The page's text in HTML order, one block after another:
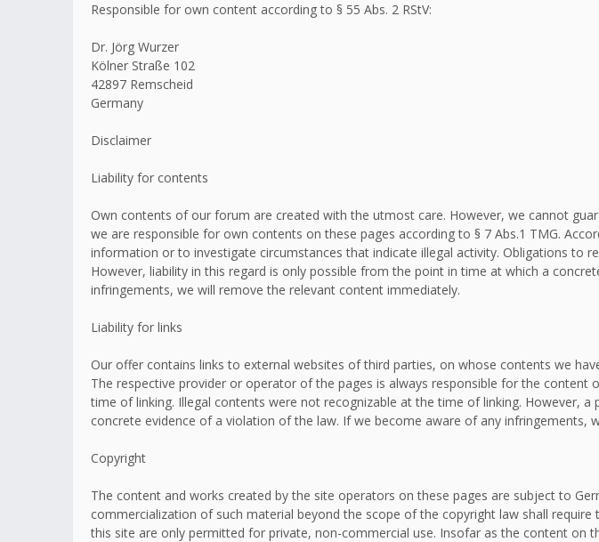
Responsible for own content according to § 55 Abs. 2 RStV:
Dr. Jörg Wurzer
Kölner Straße 102
42897 Remscheid
Germany
Disclaimer
Liability for contents
Own contents of our forum are created with the utmost care. However, we cannot
we are responsible for own contents on these pages according to § 7 Abs.1 TMG.
information or to investigate circumstances that indicate illegal activity. Obligations to
However, liability in this regard is only possible from the point in time at which a
infringements, we will remove the relevant content immediately.
Liability for links
Our offer contains links to external websites of third parties, on whose contents we
The respective provider or operator of the pages is always responsible for the
time of linking. Illegal contents were not recognizable at the time of linking. However,
concrete evidence of a violation of the law. If we become aware of any infringements,
Copyright
The content and works created by the site operators on these pages are subject to
commercialization of such material beyond the scope of the copyright law shall
this site are only permitted for private, non-commercial use. Insofar as the content